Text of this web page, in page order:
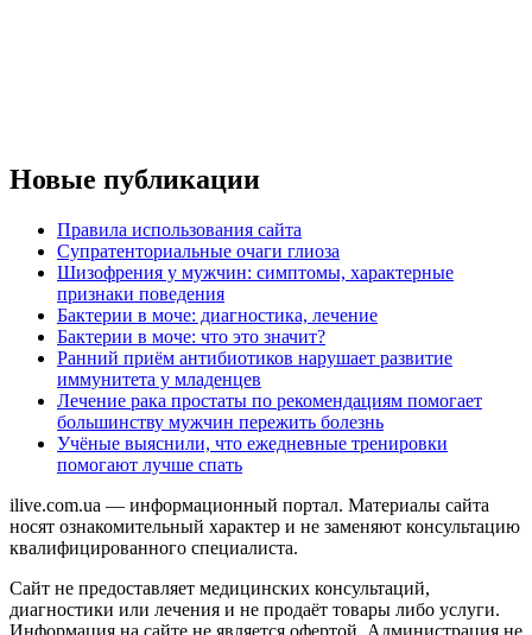
Новые публикации
Правила использования сайта
Супратенториальные очаги глиоза
Шизофрения у мужчин: симптомы, характерные
признаки поведения
Бактерии в моче: диагностика, лечение
Бактерии в моче: что это значит?
Ранний приём антибиотиков нарушает развитие
иммунитета у младенцев
Лечение рака простаты по рекомендациям помогает
большинству мужчин пережить болезнь
Учёные выяснили, что ежедневные тренировки
помогают лучше спать
ilive.com.ua — информационный портал. Материалы сайта
носят ознакомительный характер и не заменяют консультацию
квалифицированного специалиста.
Сайт не предоставляет медицинских консультаций,
диагностики или лечения и не продаёт товары либо услуги.
Информация на сайте не является офертой. Администрация не